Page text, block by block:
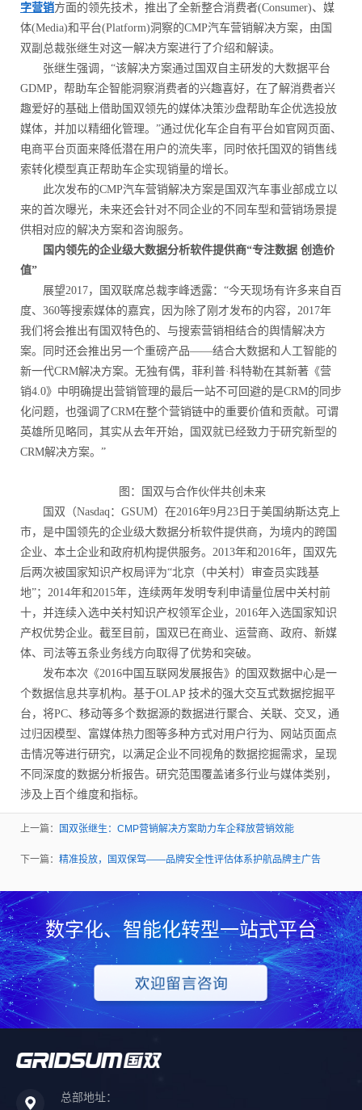
字营销方面的领先技术，推出了全新整合消费者(Consumer)、媒
体(Media)和平台(Platform)洞察的CMP汽车营销解决方案，由国
双副总裁张继生对这一解决方案进行了介绍和解读。
张继生强调，“该解决方案通过国双自主研发的大数据平台
GDMP，帮助车企智能洞察消费者的兴趣喜好，在了解消费者兴
趣爱好的基础上借助国双领先的媒体决策沙盘帮助车企优选投放
媒体，并加以精细化管理。”通过优化车企自有平台如官网页面、
电商平台页面来降低潜在用户的流失率，同时依托国双的销售线
索转化模型真正帮助车企实现销量的增长。
此次发布的CMP汽车营销解决方案是国双汽车事业部成立以
来的首次曝光，未来还会针对不同企业的不同车型和营销场景提
供相对应的解决方案和咨询服务。
国内领先的企业级大数据分析软件提供商“专注数据 创造价
值”
展望2017，国双联席总裁李峰透露：“今天现场有许多来自百
度、360等搜索媒体的嘉宾，因为除了刚才发布的内容，2017年
我们将会推出有国双特色的、与搜索营销相结合的舆情解决方
案。同时还会推出另一个重磅产品——结合大数据和人工智能的
新一代CRM解决方案。无独有偶，菲利普·科特勒在其新著《营
销4.0》中明确提出营销管理的最后一站不可回避的是CRM的同步
化问题，也强调了CRM在整个营销链中的重要价值和贡献。可谓
英雄所见略同，其实从去年开始，国双就已经致力于研究新型的
CRM解决方案。”
图：国双与合作伙伴共创未来
国双（Nasdaq：GSUM）在2016年9月23日于美国纳斯达克上
市，是中国领先的企业级大数据分析软件提供商，为境内的跨国
企业、本土企业和政府机构提供服务。2013年和2016年，国双先
后两次被国家知识产权局评为“北京（中关村）审查员实践基
地”；2014年和2015年，连续两年发明专利申请量位居中关村前
十，并连续入选中关村知识产权领军企业，2016年入选国家知识
产权优势企业。截至目前，国双已在商业、运营商、政府、新媒
体、司法等五条业务线方向取得了优势和突破。
发布本次《2016中国互联网发展报告》的国双数据中心是一
个数据信息共享机构。基于OLAP 技术的强大交互式数据挖掘平
台，将PC、移动等多个数据源的数据进行聚合、关联、交叉，通
过归因模型、富媒体热力图等多种方式对用户行为、网站页面点
击情况等进行研究，以满足企业不同视角的数据挖掘需求，呈现
不同深度的数据分析报告。研究范围覆盖诸多行业与媒体类别，
涉及上百个维度和指标。
上一篇： 国双张继生：CMP营销解决方案助力车企释放营销效能
下一篇： 精准投放，国双保驾——品牌安全性评估体系护航品牌主广告
数字化、智能化转型一站式平台
总部地址：